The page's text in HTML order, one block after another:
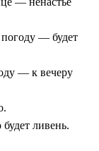
— будет
— к вечеру
ливень.